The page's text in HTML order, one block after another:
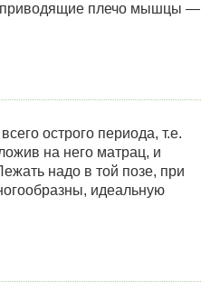
приводящие плечо мышцы —
острого периода, т.е.
на него матрац, и
надо в той позе, при
идеальную